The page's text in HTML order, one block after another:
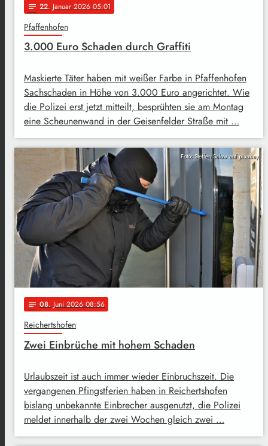
notes 22. Januar 2026 05:01
Pfaffenhofen
3.000 Euro Schaden durch Graffiti
Maskierte Täter haben mit weißer Farbe in Pfaffenhofen
Sachschaden in Höhe von 3.000 Euro angerichtet. Wie
die Polizei erst jetzt mitteilt, besprühten sie am Montag
eine Scheunenwand in der Geisenfelder Straße mit …
Foto: Steffen Salow auf pixabay
notes 08. Juni 2026 08:56
Reichertshofen
Zwei Einbrüche mit hohem Schaden
Urlaubszeit ist auch immer wieder Einbruchszeit. Die
vergangenen Pfingstferien haben in Reichertshofen
bislang unbekannte Einbrecher ausgenutzt, die Polizei
meldet innerhalb der zwei Wochen gleich zwei …